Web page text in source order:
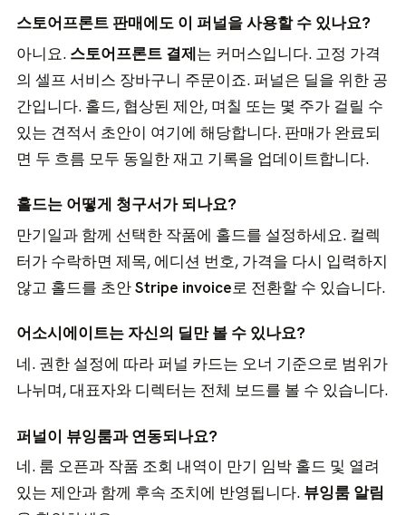
스토어프론트 판매에도 이 퍼널을 사용할 수 있나요?
아니요. 스토어프론트 결제는 커머스입니다. 고정 가격
의 셀프 서비스 장바구니 주문이죠. 퍼널은 딜을 위한 공
간입니다. 홀드, 협상된 제안, 며칠 또는 몇 주가 걸릴 수
있는 견적서 초안이 여기에 해당합니다. 판매가 완료되
면 두 흐름 모두 동일한 재고 기록을 업데이트합니다.
홀드는 어떻게 청구서가 되나요?
만기일과 함께 선택한 작품에 홀드를 설정하세요. 컬렉
터가 수락하면 제목, 에디션 번호, 가격을 다시 입력하지
않고 홀드를 초안Stripe invoice로 전환할 수 있습니다.
어소시에이트는 자신의 딜만 볼 수 있나요?
네. 권한 설정에 따라 퍼널 카드는 오너 기준으로 범위가
나뉘며, 대표자와 디렉터는 전체 보드를 볼 수 있습니다.
퍼널이 뷰잉룸과 연동되나요?
네. 룸 오픈과 작품 조회 내역이 만기 임박 홀드 및 열려
있는 제안과 함께 후속 조치에 반영됩니다. 뷰잉룸 알림